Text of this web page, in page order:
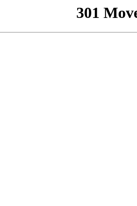
301